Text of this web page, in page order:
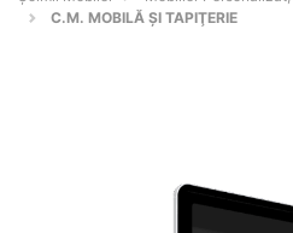
C.M. MOBILĂ ŞI TAPIŢERIE